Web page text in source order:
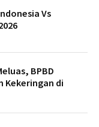
Vs
BPBD
Kekeringan di